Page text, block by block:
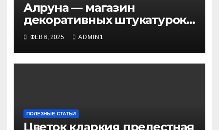
Алруна — магазин
декоративных штукатурок
и красок
ФЕВ 6, 2025 ADMIN1
ПОЛЕЗНЫЕ СТАТЬИ
Цветок кларкия прелестная